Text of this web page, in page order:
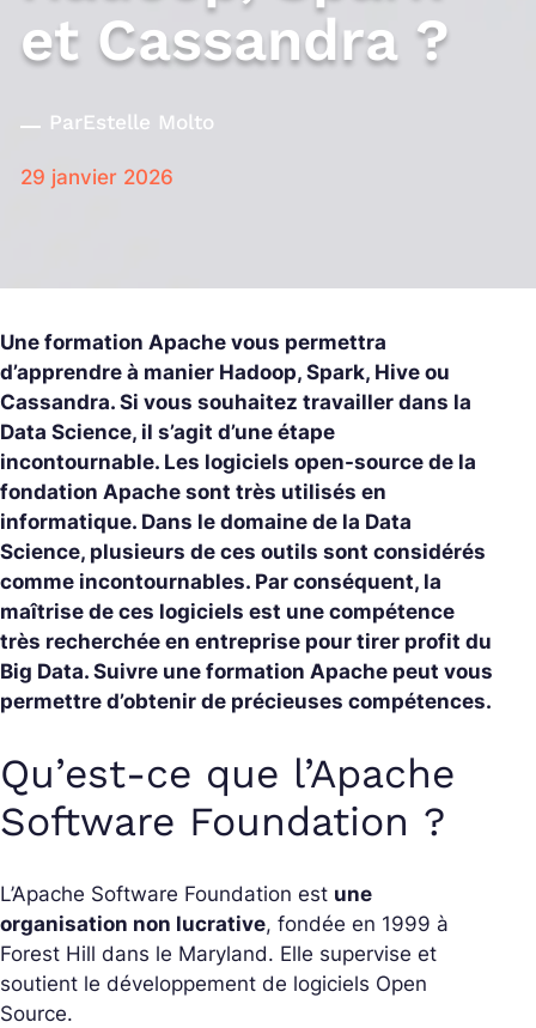
et Cassandra ?
ParEstelle Molto
29 janvier 2026
Une formation Apache vous permettra
d’apprendre à manier Hadoop, Spark, Hive ou
Cassandra. Si vous souhaitez travailler dans la
Data Science, il s’agit d’une étape
incontournable. Les logiciels open-source de la
fondation Apache sont très utilisés en
informatique. Dans le domaine de la Data
Science, plusieurs de ces outils sont considérés
comme incontournables. Par conséquent, la
maîtrise de ces logiciels est une compétence
très recherchée en entreprise pour tirer profit du
Big Data. Suivre une formation Apache peut vous
permettre d’obtenir de précieuses compétences.
Qu’est-ce que l’Apache
Software Foundation ?
L’Apache Software Foundation est une
organisation non lucrative, fondée en 1999 à
Forest Hill dans le Maryland. Elle supervise et
soutient le développement de logiciels Open
Source.